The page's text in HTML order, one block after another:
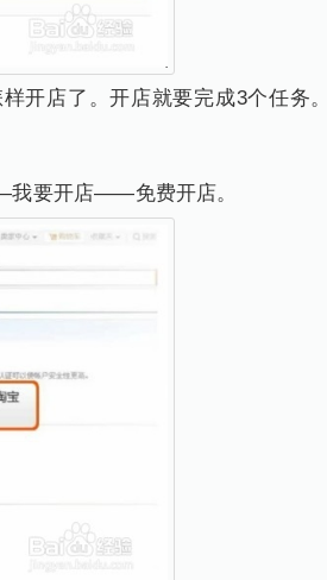
开店了。开店就要完成3个任务
要开店——免费开店。